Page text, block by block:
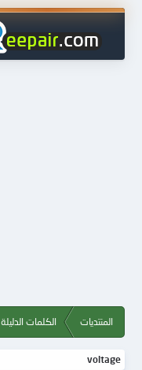
المنتديات الكلمات الدليلة
voltage